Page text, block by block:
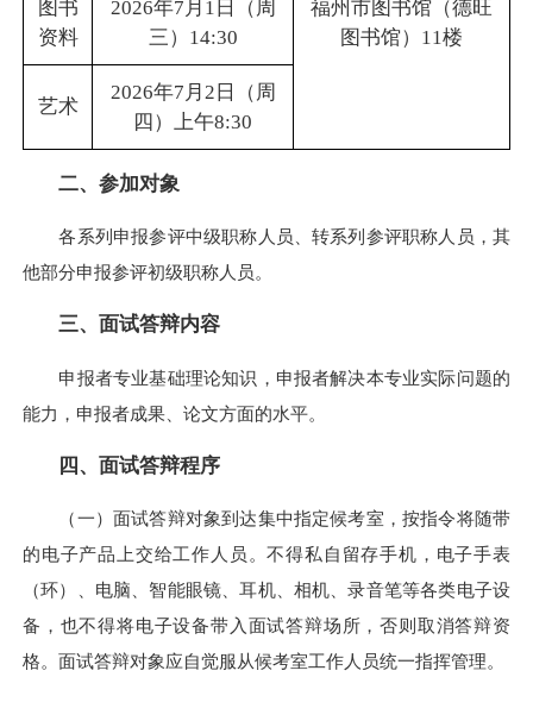
福州市图书馆（德旺
图书馆）11楼
图书
资料
2026年7月1日（周
三）14:30
艺术
2026年7月2日（周
四）上午8:30
二、参加对象
各系列申报参评中级职称人员、转系列参评职称人员，其
他部分申报参评初级职称人员。
三、面试答辩内容
申报者专业基础理论知识，申报者解决本专业实际问题的
能力，申报者成果、论文方面的水平。
四、面试答辩程序
（一）面试答辩对象到达集中指定候考室，按指令将随带
的电子产品上交给工作人员。不得私自留存手机，电子手表
（环）、电脑、智能眼镜、耳机、相机、录音笔等各类电子设
备，也不得将电子设备带入面试答辩场所，否则取消答辩资
格。面试答辩对象应自觉服从候考室工作人员统一指挥管理。